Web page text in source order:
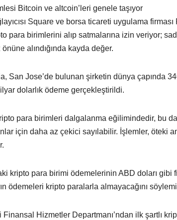
Bitcoin ve altcoin’leri genele taşıyor
Square ve borsa ticareti uygulama
para birimlerini alıp satmalarına izin veriyor;
alındığında kayda değer.
San Jose’de bulunan şirketin dünya çapında
dolarlık ödeme gerçekleştirildi.
para birimleri dalgalanma eğilimindedir, bu
için daha az çekici sayılabilir. İşlemler, öteki
kripto para birimi ödemelerinin ABD doları gibi
ödemeleri kripto paralarla almayacağını
Hizmetler Departmanı’ndan ilk şartlı